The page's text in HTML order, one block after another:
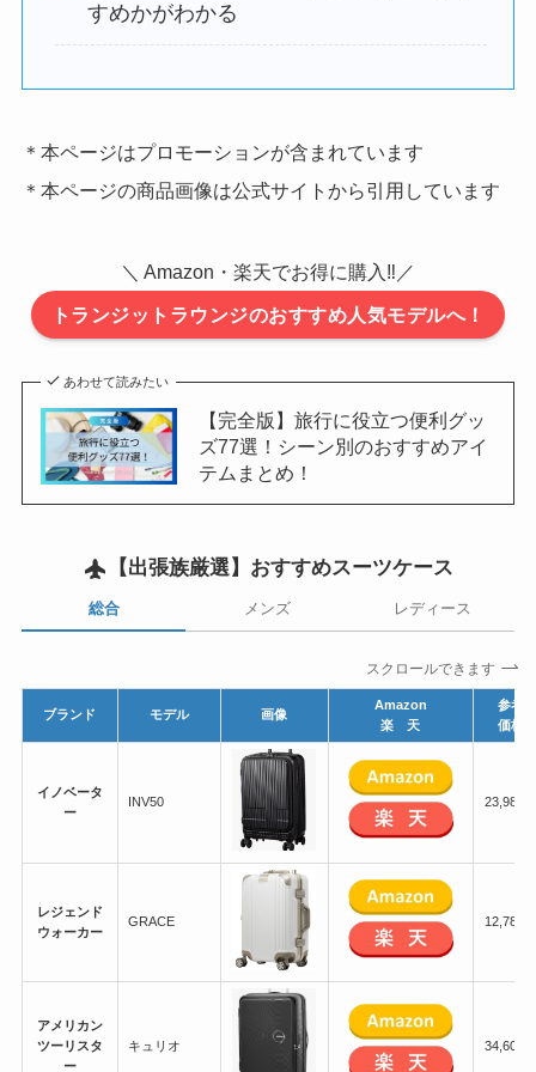
すめかがわかる
＊本ページはプロモーションが含まれています
＊本ページの商品画像は公式サイトから引用しています
＼ Amazon・楽天でお得に購入‼／
トランジットラウンジのおすすめ人気モデルへ！
あわせて読みたい
【完全版】旅行に役立つ便利グッ
ズ77選！シーン別のおすすめアイ
テムまとめ！
【出張族厳選】 おすすめスーツケース
総合 メンズ レディース
スクロールできます
ブランド モデル 画像
Amazon
楽 天
参考
価格
イノベータ
ー
INV50 23,980
レジェンド
ウォーカー
GRACE 12,780
アメリカン
ツーリスタ
ー
キュリオ 34,600